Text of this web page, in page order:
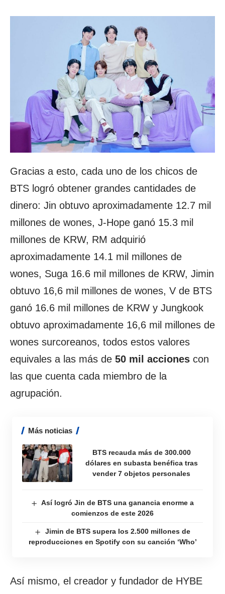
Gracias a esto, cada uno de los chicos de
BTS logró obtener grandes cantidades de
dinero: Jin obtuvo aproximadamente 12.7 mil
millones de wones, J-Hope ganó 15.3 mil
millones de KRW, RM adquirió
aproximadamente 14.1 mil millones de
wones, Suga 16.6 mil millones de KRW, Jimin
obtuvo 16,6 mil millones de wones, V de BTS
ganó 16.6 mil millones de KRW y Jungkook
obtuvo aproximadamente 16,6 mil millones de
wones surcoreanos, todos estos valores
equivales a las más de 50 mil acciones con
las que cuenta cada miembro de la
agrupación.
Más noticias
BTS recauda más de 300.000
dólares en subasta benéfica tras
vender 7 objetos personales
Así logró Jin de BTS una ganancia enorme a
comienzos de este 2026
Jimin de BTS supera los 2.500 millones de
reproducciones en Spotify con su canción ‘Who’
Así mismo, el creador y fundador de HYBE